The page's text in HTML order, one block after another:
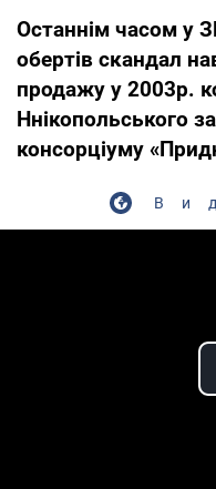
Останнім часом у
обертів скандал
продажу у 2003р.
Ннікопольського
консорціуму